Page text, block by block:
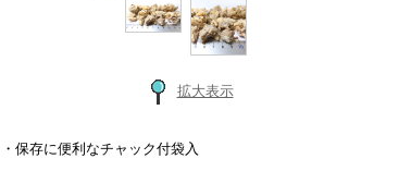
拡大表示
・保存に便利なチャック付袋入